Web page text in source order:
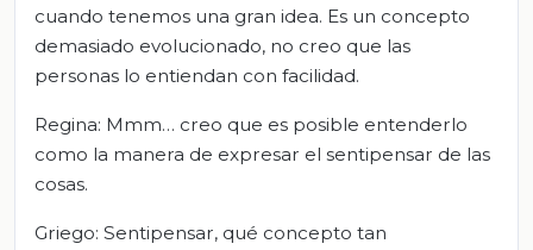
cuando tenemos una gran idea. Es un concepto
demasiado evolucionado, no creo que las
personas lo entiendan con facilidad.
Regina: Mmm… creo que es posible entenderlo
como la manera de expresar el sentipensar de las
cosas.
Griego: Sentipensar, qué concepto tan